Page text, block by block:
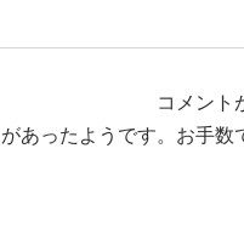
コメント
あったようです。お手数